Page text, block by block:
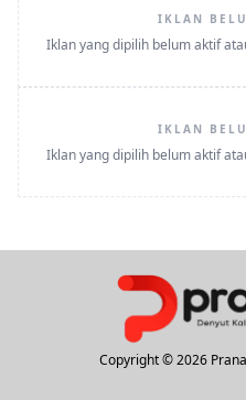
IKLAN
Iklan yang dipilih belum aktif
IKLAN
Iklan yang dipilih belum aktif
Copyright © 2026